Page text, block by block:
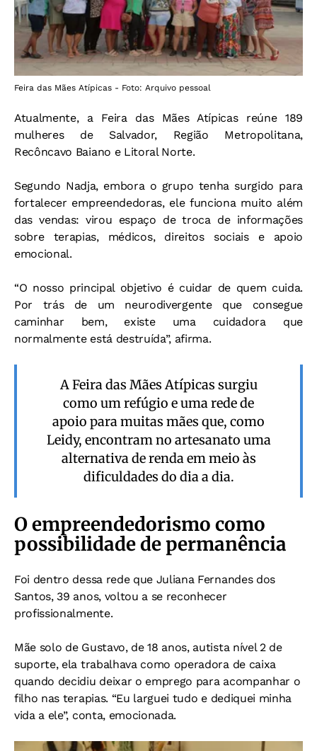
Feira das Mães Atípicas - Foto: Arquivo pessoal
Atualmente, a Feira das Mães Atípicas reúne 189
mulheres de Salvador, Região Metropolitana,
Recôncavo Baiano e Litoral Norte.
Segundo Nadja, embora o grupo tenha surgido para
fortalecer empreendedoras, ele funciona muito além
das vendas: virou espaço de troca de informações
sobre terapias, médicos, direitos sociais e apoio
emocional.
“O nosso principal objetivo é cuidar de quem cuida.
Por trás de um neurodivergente que consegue
caminhar bem, existe uma cuidadora que
normalmente está destruída”, afirma.
A Feira das Mães Atípicas surgiu
como um refúgio e uma rede de
apoio para muitas mães que, como
Leidy, encontram no artesanato uma
alternativa de renda em meio às
dificuldades do dia a dia.
O empreendedorismo como
possibilidade de permanência
Foi dentro dessa rede que Juliana Fernandes dos
Santos, 39 anos, voltou a se reconhecer
profissionalmente.
Mãe solo de Gustavo, de 18 anos, autista nível 2 de
suporte, ela trabalhava como operadora de caixa
quando decidiu deixar o emprego para acompanhar o
filho nas terapias. “Eu larguei tudo e dediquei minha
vida a ele”, conta, emocionada.